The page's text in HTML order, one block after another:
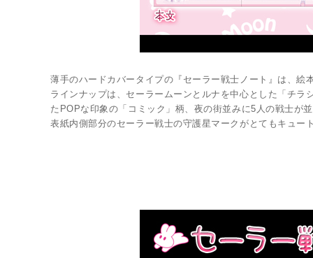
薄手のハードカバータイプの『セーラー戦士ノート』は、絵
ラインナップは、セーラームーンとルナを中心とした「チ
たPOPな印象の「コミック」柄、夜の街並みに5人の戦士が
表紙内側部分のセーラー戦士の守護星マークがとてもキュ